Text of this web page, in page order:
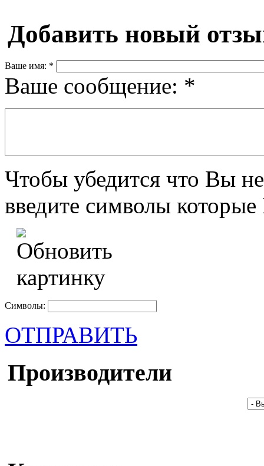
Добавить новый
Ваше имя: *
Ваше сообщение: *
Чтобы убедится что Вы
введите символы
Символы:
ОТПРАВИТЬ
Производители